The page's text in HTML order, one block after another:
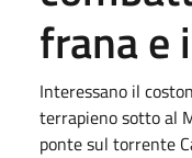
frana e
Interessano il
terrapieno sotto al
ponte sul torrente